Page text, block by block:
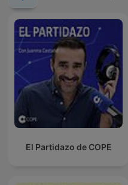
El Partidazo de COPE